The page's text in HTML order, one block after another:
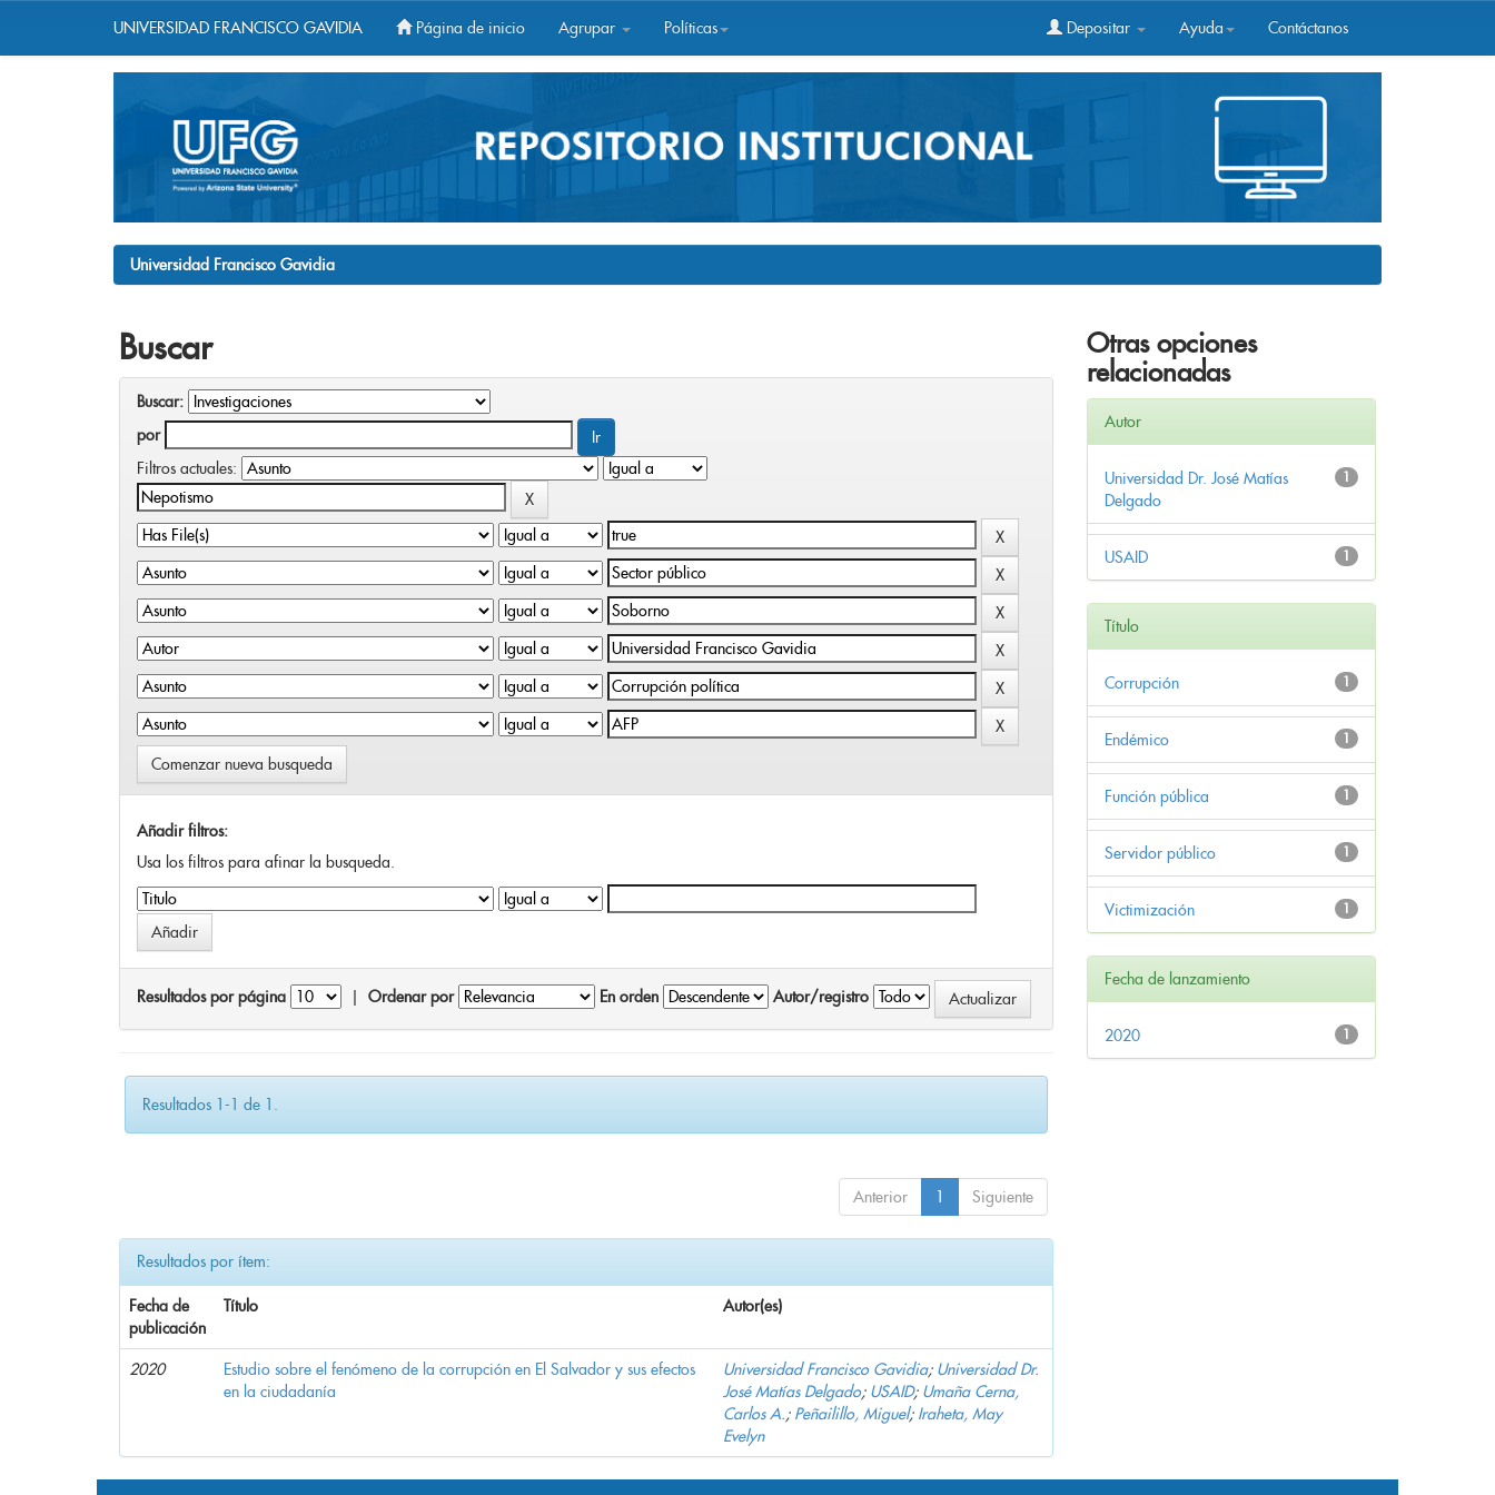
UNIVERSIDAD FRANCISCO GAVIDIA Página de inicio Agrupar Políticas Depositar Ayuda Contáctanos
Universidad Francisco Gavidia
Buscar
Buscar:
por
Filtros actuales:
Comenzar nueva busqueda
Añadir filtros:
Usa los filtros para afinar la busqueda.
Resultados por página Ordenar por En orden Autor/registro
Resultados 1-1 de 1.
Anterior 1 Siguiente
Resultados por ítem:
Fecha de
publicación
Título Autor(es)
2020
Estudio sobre el fenómeno de la corrupción en El Salvador y sus efectos
en la ciudadanía
Universidad Francisco Gavidia; Universidad Dr.
José Matías Delgado; USAID; Umaña Cerna,
Carlos A.; Peñailillo, Miguel; Iraheta, May
Evelyn
Otras opciones
relacionadas
Autor
1
Universidad Dr. José Matías
Delgado
1
USAID
Título
1
Corrupción
1
Endémico
1
Función pública
1
Servidor público
1
Victimización
Fecha de lanzamiento
1
2020